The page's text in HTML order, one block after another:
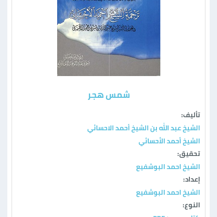
شمس هجر
تأليف:
الشيخ عبد الله بن الشيخ أحمد الاحسائي
الشيخ أحمد الأحسائي
تحقيق:
الشيخ احمد البوشفيع
إعداد:
الشيخ احمد البوشفيع
النوع: